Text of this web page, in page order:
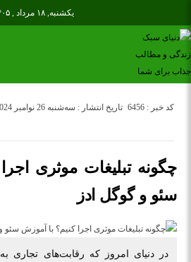
یکشنبه, ۱۸ مرداد , ۱۴۰۵
تاریخ انتشار : سه‌شنبه 26 نوامبر 2024 - 0:13
کد خبر : 6456
چگونه تبلیغات موثری
سئو و گوگل ادز
در دنیای امروز که رقابت‌های تجاری